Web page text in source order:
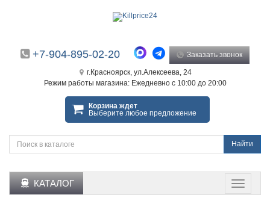
+7-904-895-02-20 Заказать звонок
г.Красноярск, ул.Алексеева, 24
Режим работы магазина: Ежедневно с 10:00 до 20:00
Корзина ждет
Выберите любое предложение
Найти
КАТАЛОГ